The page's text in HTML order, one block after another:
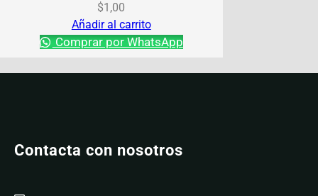
$1,00
Añadir al carrito
Comprar por WhatsApp
Contacta con nosotros